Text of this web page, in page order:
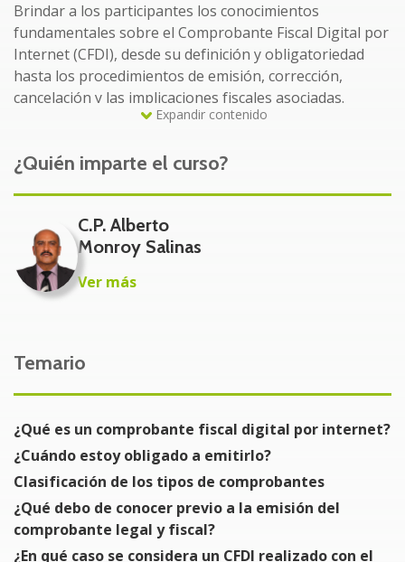
Brindar a los participantes los conocimientos
fundamentales sobre el Comprobante Fiscal Digital por
Internet (CFDI), desde su definición y obligatoriedad
hasta los procedimientos de emisión, corrección,
cancelación y las implicaciones fiscales asociadas.
parte contable y fiscal.
Beneficios del Curso
CFDI, asegurando el cumplimiento con las
normativas fiscales del SAT y evitando posibles
sanciones o multas.
Conocimiento de Tipos de Comprobantes: Los
asistentes podrán identificar y clasificar
adecuadamente los distintos tipos de CFDI, como
los relacionados con el público en general, lo que
les permitirá adaptarse a diversas situaciones
fiscales.
Expandir contenido
¿Quién imparte el curso?
C.P. Alberto
Monroy Salinas
Ver más
Temario
¿Qué es un comprobante fiscal digital por internet?
¿Cuándo estoy obligado a emitirlo?
Clasificación de los tipos de comprobantes
¿Qué debo de conocer previo a la emisión del
comprobante legal y fiscal?
¿En qué caso se considera un CFDI realizado con el